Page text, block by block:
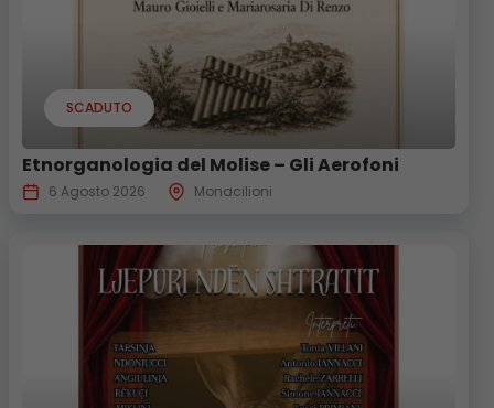
SCADUTO
Etnorganologia del Molise – Gli Aerofoni
6 Agosto 2026 Monacilioni